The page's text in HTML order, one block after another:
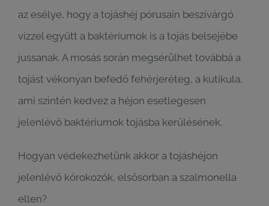
az esélye, hogy a tojáshéj pórusain beszivárgó
vízzel együtt a baktériumok is a tojás belsejébe
jussanak. A mosás során megsérülhet továbbá a
tojást vékonyan befedő fehérjeréteg, a kutikula,
ami szintén kedvez a héjon esetlegesen
jelenlévő baktériumok tojásba kerülésének.
Hogyan védekezhetünk akkor a tojáshéjon
jelenlévő kórokozók, elsősorban a szalmonella
ellen?